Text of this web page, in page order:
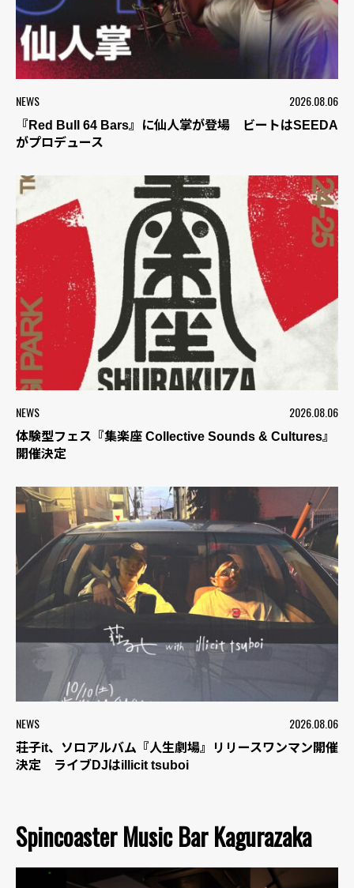
NEWS 2026.08.06
『Red Bull 64 Bars』に仙人掌が登場 ビートはSEEDA
がプロデュース
NEWS 2026.08.06
体験型フェス『集楽座 Collective Sounds & Cultures』
開催決定
NEWS 2026.08.06
荘子it、ソロアルバム『人生劇場』リリースワンマン開催
決定 ライブDJはillicit tsuboi
Spincoaster Music Bar Kagurazaka